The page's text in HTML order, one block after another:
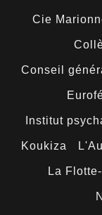
Cie
Conseil
Institut
Koukiza
La